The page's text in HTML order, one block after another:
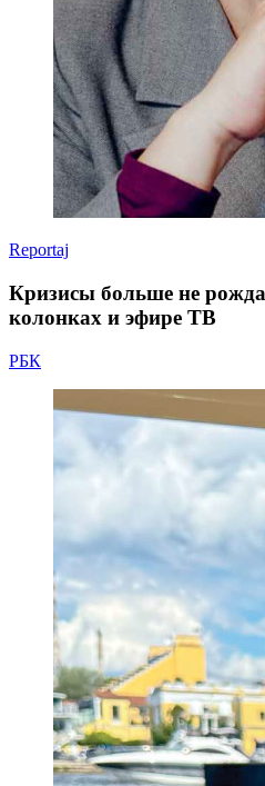
Reportaj
Кризисы больше не
колонках и эфире ТВ
РБК